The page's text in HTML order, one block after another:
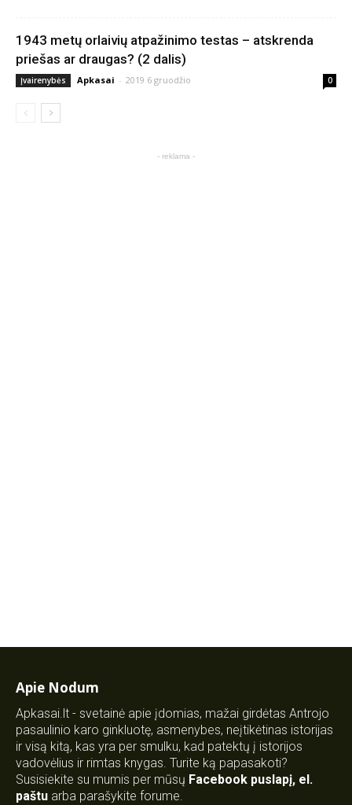
1943 metų orlaivių atpažinimo testas – atskrenda
priešas ar draugas? (2 dalis)
Įvairenybės Apkasai - 2019 6 gruodžio 0
- reklama -
Apie Nodum
Apkasai.lt - svetainė apie įdomias, mažai girdėtas Antrojo
pasaulinio karo ginkluotę, asmenybes, neįtikėtinas istorijas
ir visą kitą, kas yra per smulku, kad patektų į istorijos
vadovėlius ir rimtas knygas. Turite ką papasakoti?
Susisiekite su mumis per mūsų Facebook puslapį, el.
paštu arba parašykite forume.